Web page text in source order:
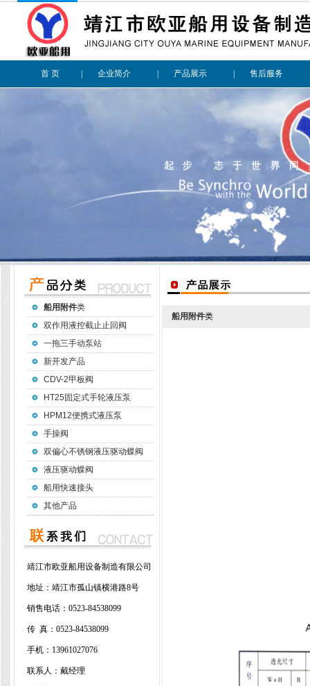
首 页 企业简介 产品展示 售后服务
船用附件类
双作用液控截止止回阀
一拖三手动泵站
新开发产品
CDV-2甲板阀
HT25固定式手轮液压泵
HPM12便携式液压泵
手操阀
双偏心不锈钢液压驱动蝶阀
液压驱动蝶阀
船用快速接头
其他产品
靖江市欧亚船用设备制造有限公司
地址： 靖江市孤山镇横港路8号
销售电话： 0523-84538099
传 真： 0523-84538099
手机：13961027076
联系人：戴经理
船用附件类